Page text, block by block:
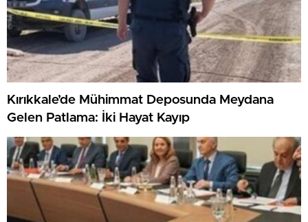
Kırıkkale’de Mühimmat Deposunda Meydana
Gelen Patlama: İki Hayat Kayıp